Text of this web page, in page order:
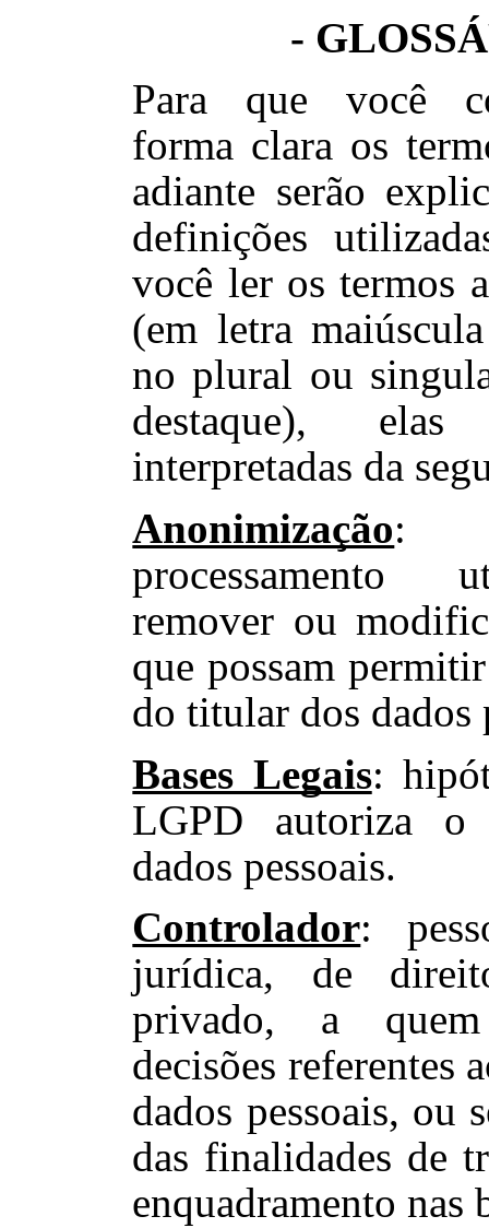
-
Para que você
forma clara os
adiante serão
definições
você ler os termos
(em letra
no plural ou
destaque),
interpretadas da
Anonimização:
processamento
remover ou
que possam
do titular dos dados
Bases Legais:
LGPD autoriza o
dados pessoais.
Controlador:
jurídica, de
privado, a
decisões referentes
dados pessoais, ou
das finalidades de
enquadramento nas